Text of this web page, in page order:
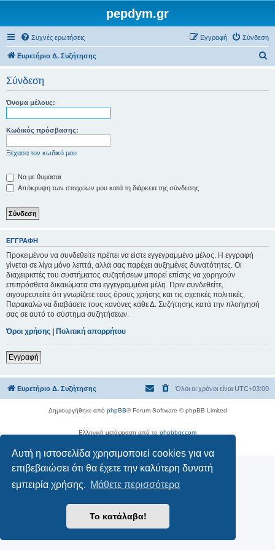
Αυτή η ιστοσελίδα χρησιμοποιεί cookies για να
επιβεβαιώσει ότι θα έχετε την καλύτερη δυνατή
εμπειρία χρήσης. Μάθετε περισσότερα
Το κατάλαβα!
pepdym.gr
Συχνές ερωτήσεις Σύνδεση
Εγγραφή
Ευρετήριο Δ. Συζήτησης
Σύνδεση
Όνομα μέλους:
Κωδικός πρόσβασης:
Ξέχασα τον κωδικό μου
Να με θυμάσαι
Απόκρυψη των στοιχείων μου κατά τη διάρκεια της σύνδεσης
ΕΓΓΡΑΦΉ
Προκειμένου να συνδεθείτε πρέπει να είστε εγγεγραμμένο μέλος. Η εγγραφή
γίνεται σε λίγα μόνο λεπτά, αλλά σας παρέχει αυξημένες δυνατότητες. Οι
διαχειριστές του συστήματος συζητήσεων μπορεί επίσης να χορηγούν
επιπρόσθετα δικαιώματα στα εγγεγραμμένα μέλη. Πριν συνδεθείτε,
σιγουρευτείτε ότι γνωρίζετε τους όρους χρήσης και τις σχετικές πολιτικές.
Παρακαλώ να διαβάσετε τους κανόνες κάθε Δ. Συζήτησης κατά την πλοήγησή
σας σε αυτό το σύστημα συζητήσεων.
Όροι χρήσης | Πολιτική απορρήτου
Εγγραφή
Ευρετήριο Δ. Συζήτησης Όλοι οι χρόνοι είναι UTC+03:00
Δημιουργήθηκε από phpBB® Forum Software © phpBB Limited
Ελληνική μετάφραση από το phpbbgr.com